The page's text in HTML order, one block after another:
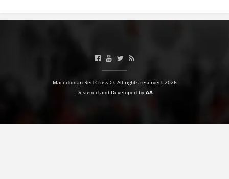
Macedonian Red Cross ©. All rights reserved. 2026
Designed and Developed by AA